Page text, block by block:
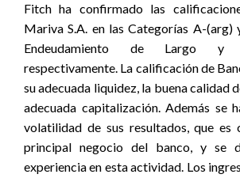
Fitch ha confirmado las
Mariva S.A. en las Categorías A-(arg)
Endeudamiento de Largo y
respectivamente. La calificación de
su adecuada liquidez, la buena calidad
adecuada capitalización. Además se
volatilidad de sus resultados, que es
principal negocio del banco, y se
experiencia en esta actividad. Los